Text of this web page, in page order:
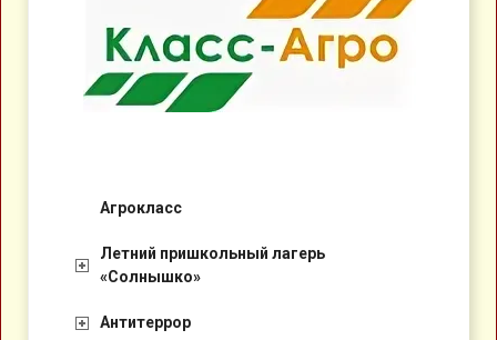
Агрокласс
Летний пришкольный лагерь
«Солнышко»
Антитеррор